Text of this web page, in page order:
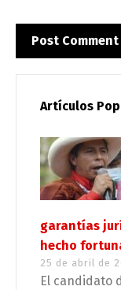
Artículos
garantías
hecho
25 de abril de
El candidato